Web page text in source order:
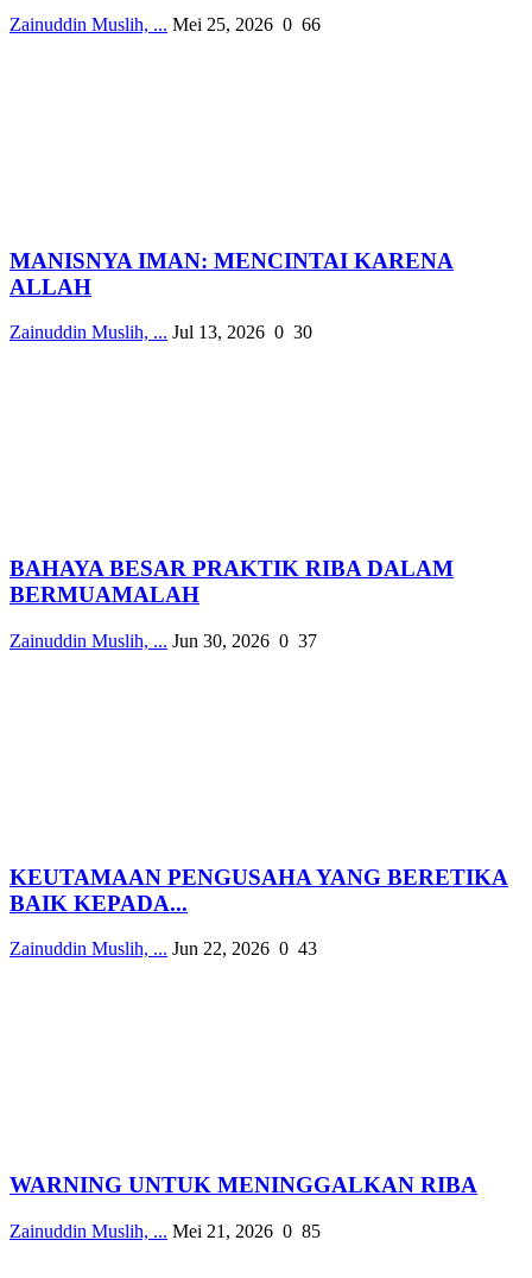
Zainuddin Muslih, ... Mei 25, 2026 0 66
MANISNYA IMAN: MENCINTAI KARENA
ALLAH
Zainuddin Muslih, ... Jul 13, 2026 0 30
BAHAYA BESAR PRAKTIK RIBA DALAM
BERMUAMALAH
Zainuddin Muslih, ... Jun 30, 2026 0 37
KEUTAMAAN PENGUSAHA YANG BERETIKA
BAIK KEPADA...
Zainuddin Muslih, ... Jun 22, 2026 0 43
WARNING UNTUK MENINGGALKAN RIBA
Zainuddin Muslih, ... Mei 21, 2026 0 85